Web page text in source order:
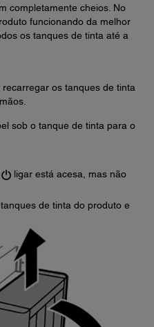
completamente cheios. No
funcionando da melhor
os tanques de tinta até a
os tanques de tinta
sob o tanque de tinta para o
ligar está acesa, mas não
de tinta do produto e